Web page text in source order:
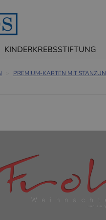
KINDERKREBSSTIFTUNG
PREMIUM-KARTEN MIT